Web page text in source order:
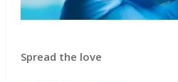
Spread the love